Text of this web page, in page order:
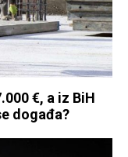
€, a iz BiH
događa?